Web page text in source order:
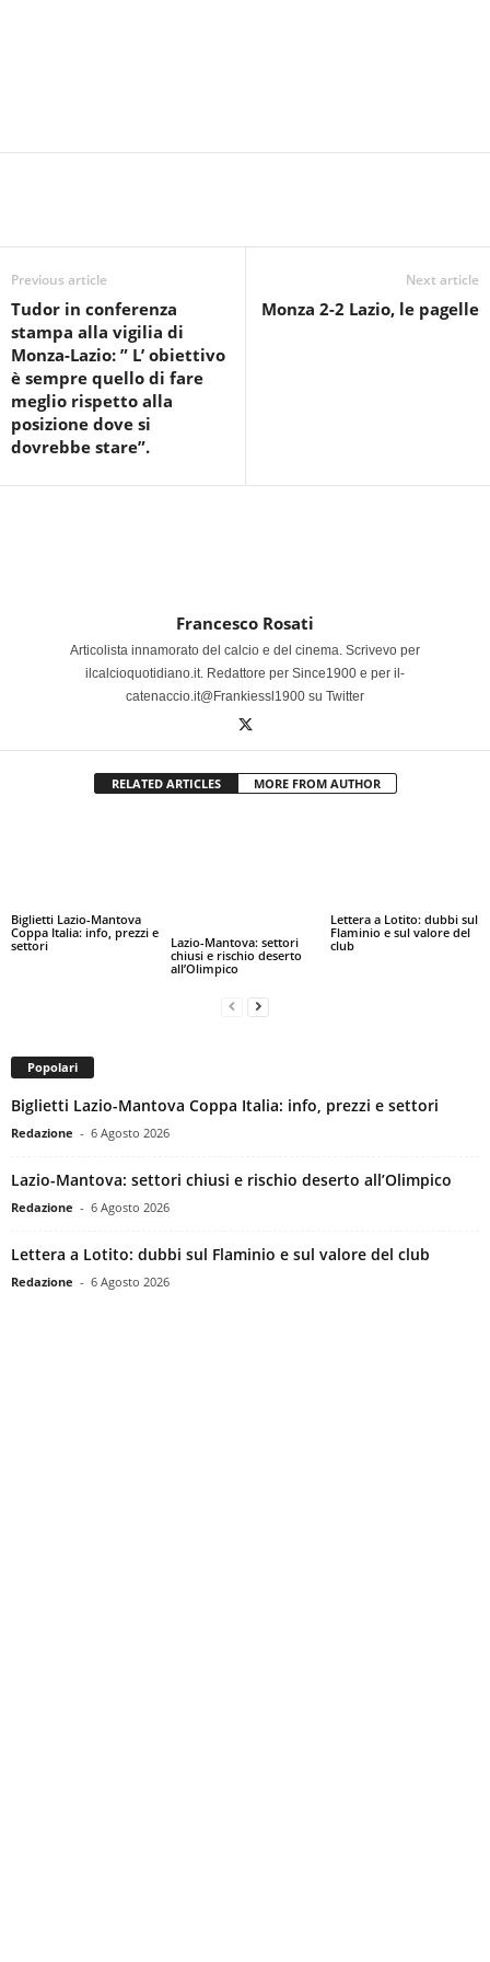
Previous article
Tudor in conferenza
stampa alla vigilia di
Monza-Lazio: ” L’ obiettivo
è sempre quello di fare
meglio rispetto alla
posizione dove si
dovrebbe stare”.
Next article
Monza 2-2 Lazio, le pagelle
Francesco Rosati
Articolista innamorato del calcio e del cinema. Scrivevo per
ilcalcioquotidiano.it. Redattore per Since1900 e per il-
catenaccio.it@Frankiessl1900 su Twitter
RELATED ARTICLES MORE FROM AUTHOR
Biglietti Lazio-Mantova
Coppa Italia: info, prezzi e
settori
Lazio-Mantova: settori
chiusi e rischio deserto
all’Olimpico
Lettera a Lotito: dubbi sul
Flaminio e sul valore del
club
Popolari
Biglietti Lazio-Mantova Coppa Italia: info, prezzi e settori
Redazione - 6 Agosto 2026
Lazio-Mantova: settori chiusi e rischio deserto all’Olimpico
Redazione - 6 Agosto 2026
Lettera a Lotito: dubbi sul Flaminio e sul valore del club
Redazione - 6 Agosto 2026